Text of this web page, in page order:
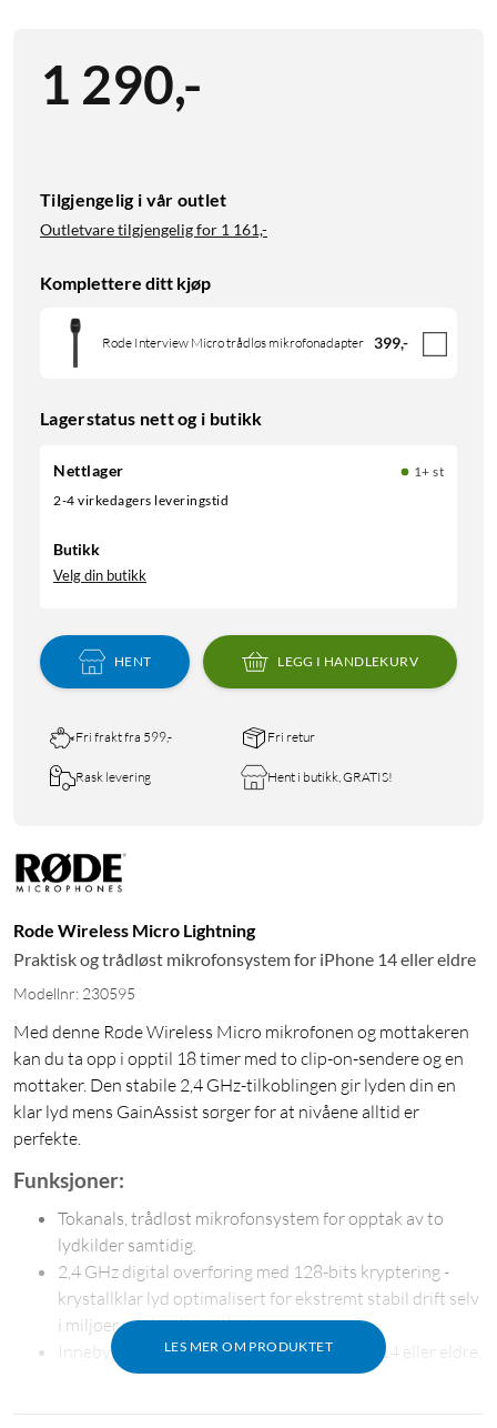
1 290,-
Tilgjengelig i vår outlet
Outletvare tilgjengelig for 1 161,-
Komplettere ditt kjøp
Rode Interview Micro trådløs mikrofonadapter 399,-
Lagerstatus nett og i butikk
Nettlager
1+ st
2-4 virkedagers leveringstid
Butikk
Velg din butikk
HENT LEGG I HANDLEKURV
Fri frakt fra 599,- Fri retur
Rask levering Hent i butikk, GRATIS!
Rode Wireless Micro Lightning
Praktisk og trådløst mikrofonsystem for iPhone 14 eller eldre
Modellnr: 230595
Med denne Røde Wireless Micro mikrofonen og mottakeren
kan du ta opp i opptil 18 timer med to clip-on-sendere og en
mottaker. Den stabile 2,4 GHz-tilkoblingen gir lyden din en
klar lyd mens GainAssist sørger for at nivåene alltid er
perfekte.
LES MER OM PRODUKTET
Funksjoner:
Tokanals, trådløst mikrofonsystem for opptak av to
lydkilder samtidig.
2,4 GHz digital overføring med 128-bits kryptering -
krystallklar lyd optimalisert for ekstremt stabil drift selv
i miljøer med radiotetthet.
Innebygget Lighntning kontakt for iPhone 14 eller eldre.